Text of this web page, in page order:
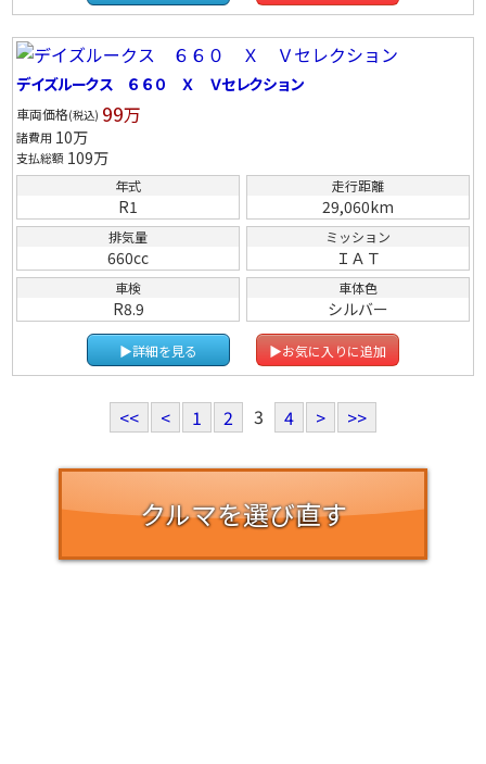
デイズルークス ６６０ Ｘ Ｖセレクション
車両価格(税込) 99万
諸費用 10万
支払総額 109万
年式
R1
走行距離
29,060km
排気量
660cc
ミッション
ＩＡＴ
車検
R8.9
車体色
シルバー
▶詳細を見る ▶お気に入りに追加
<< < 1 2 3 4 > >>
クルマを選び直す